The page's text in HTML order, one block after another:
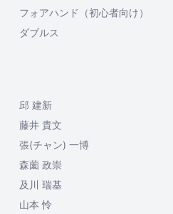
フォアハンド（初心者向け）
ダブルス
邱 建新
藤井 貴文
張(チャン) 一博
森薗 政崇
及川 瑞基
山本 怜